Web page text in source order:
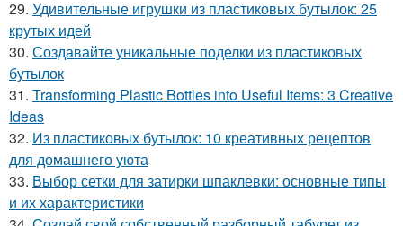
29. Удивительные игрушки из пластиковых бутылок: 25
крутых идей
30. Создавайте уникальные поделки из пластиковых
бутылок
31. Transforming Plastic Bottles into Useful Items: 3 Creative
Ideas
32. Из пластиковых бутылок: 10 креативных рецептов
для домашнего уюта
33. Выбор сетки для затирки шпаклевки: основные типы
и их характеристики